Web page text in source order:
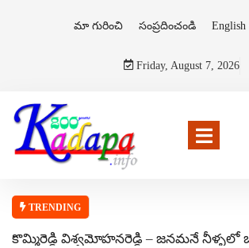
మా గురించి సంప్రదించండి English
Friday, August 7, 2026
TRENDING
కొమ్మిరెడ్డి విశ్వమోహనరెడ్డి – జనమనే నీళ్ళలో